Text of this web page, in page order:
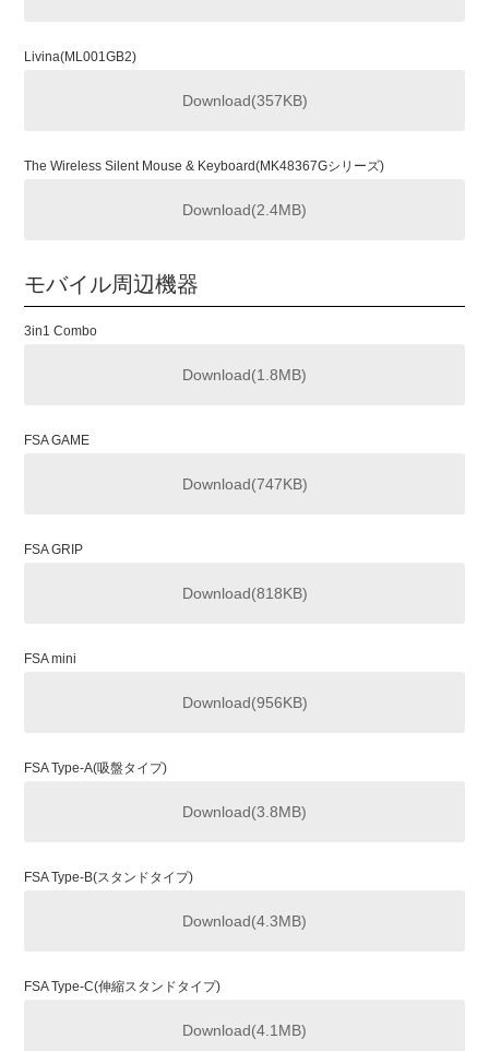
Livina(ML001GB2)
Download(357KB)
The Wireless Silent Mouse & Keyboard(MK48367Gシリーズ)
Download(2.4MB)
モバイル周辺機器
3in1 Combo
Download(1.8MB)
FSA GAME
Download(747KB)
FSA GRIP
Download(818KB)
FSA mini
Download(956KB)
FSA Type-A(吸盤タイプ)
Download(3.8MB)
FSA Type-B(スタンドタイプ)
Download(4.3MB)
FSA Type-C(伸縮スタンドタイプ)
Download(4.1MB)